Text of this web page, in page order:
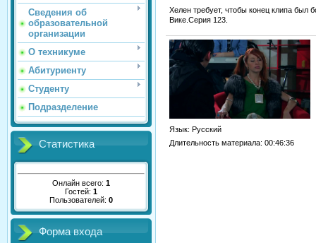
Сведения об
образовательной
организации
О техникуме
Абитуриенту
Студенту
Подразделение
Статистика
Онлайн всего: 1
Гостей: 1
Пользователей: 0
Форма входа
Хелен требует, чтобы конец клипа был
Вике.Серия 123.
Язык: Русский
Длительность материала: 00:46:36